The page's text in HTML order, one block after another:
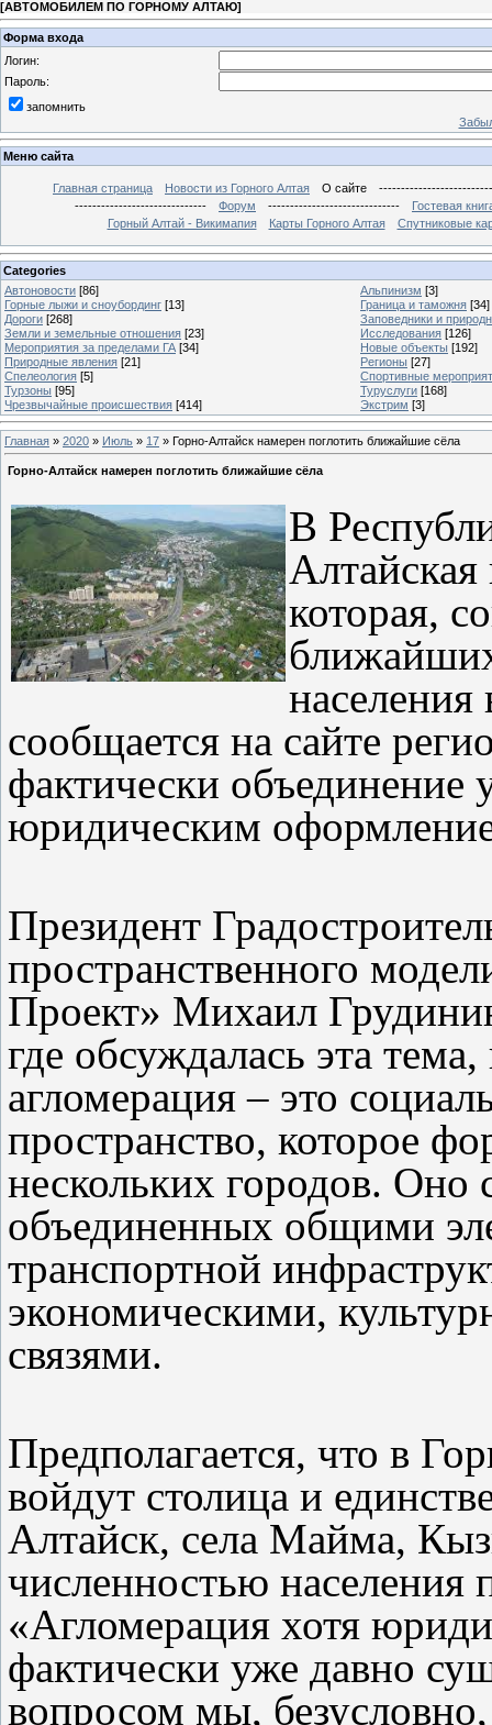
[АВТОМОБИЛЕМ ПО ГОРНОМУ АЛТАЮ]
Форма входа
Логин:
Пароль:
запомнить
Меню сайта
Главная страница Новости из Горного Алтая О сайте
------------------------------
Форум ------------------------------
Гостевая
Горный Алтай - Викимапия
Карты Горного Алтая Спутниковые
Categories
Автоновости [86] Альпинизм [3]
Горные лыжи и сноубординг [13] Граница и таможня [34]
Дороги [268]
Заповедники и
Земли и земельные отношения [23] Исследования [126]
Мероприятия за пределами ГА [34] Новые объекты [192]
Природные явления [21] Регионы [27]
Спелеология [5]
Спортивные
Турзоны [95] Туруслуги [168]
Чрезвычайные происшествия [414] Экстрим [3]
Главная » 2020 » Июль » 17 » Горно-Алтайск намерен поглотить ближайшие сёла
Горно-Алтайск намерен поглотить ближайшие сёла
В
Алтайская
которая,
населения
сообщается на сайте
фактически объединение
юридическим
Президент
пространственного
Проект» Михаил
где обсуждалась эта
агломерация – это
пространство, которое
нескольких городов. Оно
объединенных общими
транспортной
экономическими,
связями.
Предполагается, что в
войдут столица и
Алтайск, села Майма,
численностью населения
«Агломерация хотя
фактически уже давно
вопросом мы,